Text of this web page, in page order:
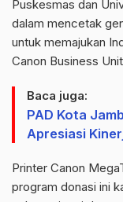
Puskesmas dan
dalam mencetak
untuk memajukan
Canon Business
Baca juga:
PAD Kota
Apresiasi
Printer Canon
program donasi ini